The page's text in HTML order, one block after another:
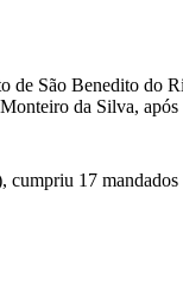
de São Benedito do
da Silva,
cumpriu 17